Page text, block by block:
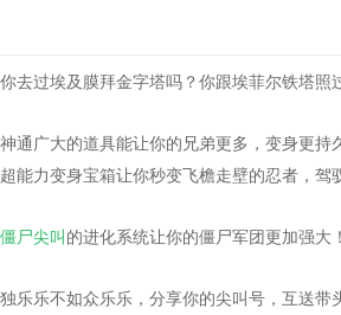
埃及膜拜金字塔吗？你跟埃菲尔铁塔照
大的道具能让你的兄弟更多，变身更持久
变身宝箱让你秒变飞檐走壁的忍者，驾
僵尸尖叫 的进化系统让你的僵尸军团更加强大
不如众乐乐，分享你的尖叫号，互送带